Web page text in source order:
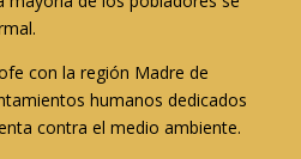
con la región Madre de
humanos dedicados
contra el medio ambiente.